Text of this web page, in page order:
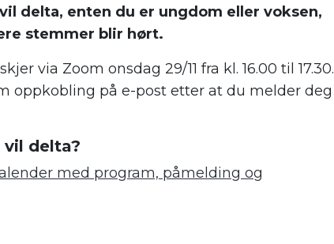
delta, enten du er ungdom eller voksen,
stemmer blir hørt.
via Zoom onsdag 29/11 fra kl. 16.00 til 17.30.
oppkobling på e-post etter at du melder deg
vil delta?
med program, påmelding og